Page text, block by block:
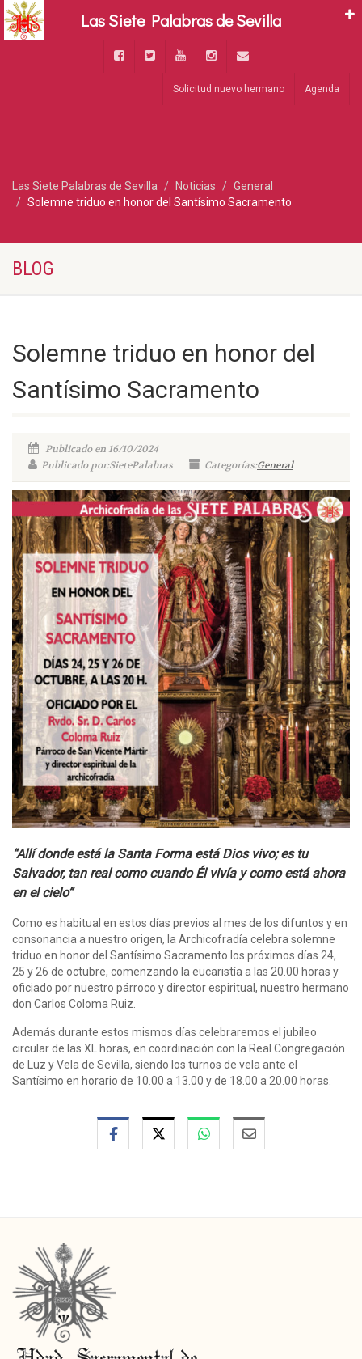
Solicitud nuevo hermano Agenda
Las Siete Palabras de Sevilla Noticias
General
Solemne triduo en honor del Santísimo Sacramento
BLOG
Solemne triduo en honor del
Santísimo Sacramento
Publicado en 16/10/2024
Publicado por:SietePalabras
Categorías:General
“Allí donde está la Santa Forma está Dios vivo; es tu
Salvador, tan real como cuando Él vivía y como está ahora
en el cielo”
Como es habitual en estos días previos al mes de los difuntos y en
consonancia a nuestro origen, la Archicofradía celebra solemne
triduo en honor del Santísimo Sacramento los próximos días 24,
25 y 26 de octubre, comenzando la eucaristía a las 20.00 horas y
oficiado por nuestro párroco y director espiritual, nuestro hermano
don Carlos Coloma Ruiz.
Además durante estos mismos días celebraremos el jubileo
circular de las XL horas, en coordinación con la Real Congregación
de Luz y Vela de Sevilla, siendo los turnos de vela ante el
Santísimo en horario de 10.00 a 13.00 y de 18.00 a 20.00 horas.
Las Siete Palabras de Sevilla